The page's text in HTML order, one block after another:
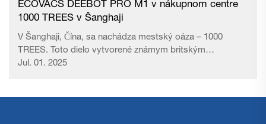
ECOVACS DEEBOT PRO M1 v nákupnom centre
1000 TREES v Šanghaji
V Šanghaji, Čína, sa nachádza mestský oáza – 1000
TREES. Toto dielo vytvorené známym britským
dizajnérom Thomasom Heatherwickom čerpá inšpiráciu z
Jul. 01. 2025